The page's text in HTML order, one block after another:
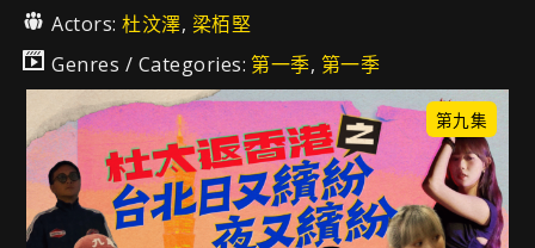
Actors:杜汶澤, 梁栢堅
Genres / Categories: 第一季, 第一季
第九集